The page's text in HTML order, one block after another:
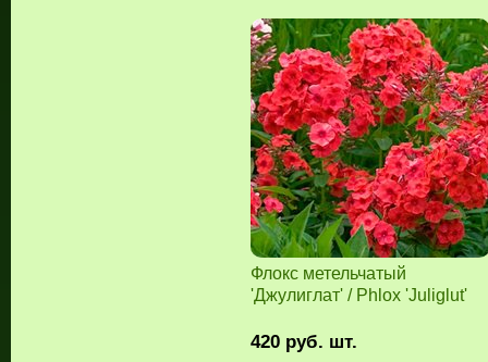
Флокс метельчатый
'Джулиглат' / Phlox 'Juliglut'
420 руб. шт.